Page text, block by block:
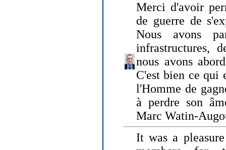
Merci d'avoir
de guerre de
Nous avons
infrastructures,
nous avons
C'est bien ce qui
l'Homme de
à perdre son
Marc Watin-
It was a